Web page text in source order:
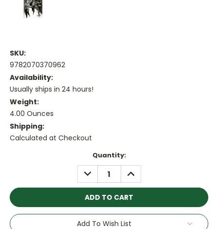
SKU:
9782070370962
Availability:
Usually ships in 24 hours!
Weight:
4.00 Ounces
Shipping:
Calculated at Checkout
Quantity:
DECREASE
QUANTITY:
INCREASE
QUANTITY:
Add To Wish List